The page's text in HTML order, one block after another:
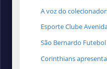
A voz do
Esporte Clube
São Bernardo Futebol
Corinthians